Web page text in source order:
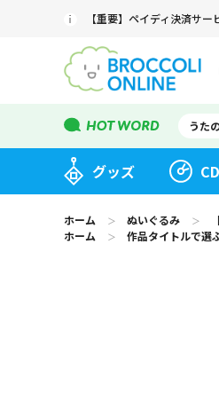
【重要】ペイディ決済サ
うた
グッズ
ホーム ＞ ぬいぐるみ ＞
ホーム
＞ 作品タイトルで選